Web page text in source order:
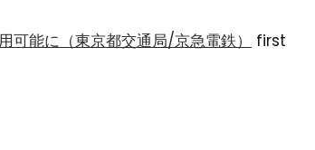
可能に（東京都交通局/京急電鉄）
first